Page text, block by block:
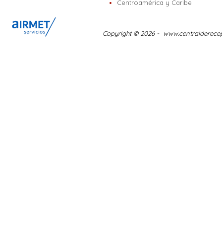
Centroamérica y Caribe
Copyright © 2026 -